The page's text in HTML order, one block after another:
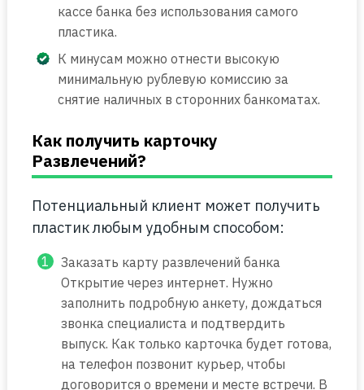
кассе банка без использования самого
пластика.
К минусам можно отнести высокую
минимальную рублевую комиссию за
снятие наличных в сторонних банкоматах.
Как получить карточку
Развлечений?
Потенциальный клиент может получить
пластик любым удобным способом:
Заказать карту развлечений банка
Открытие через интернет. Нужно
заполнить подробную анкету, дождаться
звонка специалиста и подтвердить
выпуск. Как только карточка будет готова,
на телефон позвонит курьер, чтобы
договорится о времени и месте встречи. В